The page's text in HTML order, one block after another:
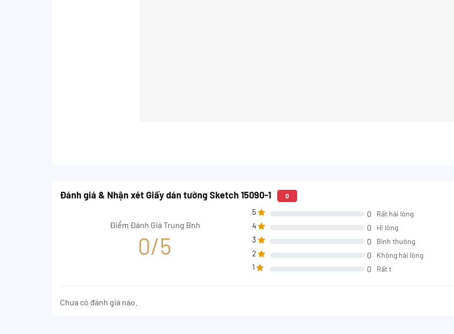
Đánh giá & Nhận xét Giấy dán tường Sketch 15090-1 0
Điểm Đánh Giá Trung Bnh
0/5
5 0 Rất hài lòng
4 0 Hi lòng
3 0 Bình thường
2 0 Không hài lòng
1 0 Rất t
Chưa có đánh giá nào.